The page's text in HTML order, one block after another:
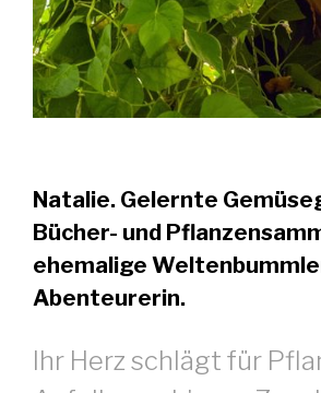
Natalie. Gelernte
Bücher- und
ehemalige
Abenteurerin.
Ihr Herz schlägt für